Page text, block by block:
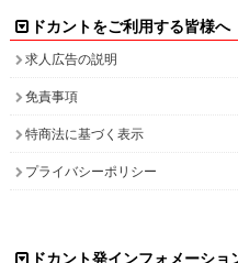
特商法に基づく表示
ドカント発インフォメーション